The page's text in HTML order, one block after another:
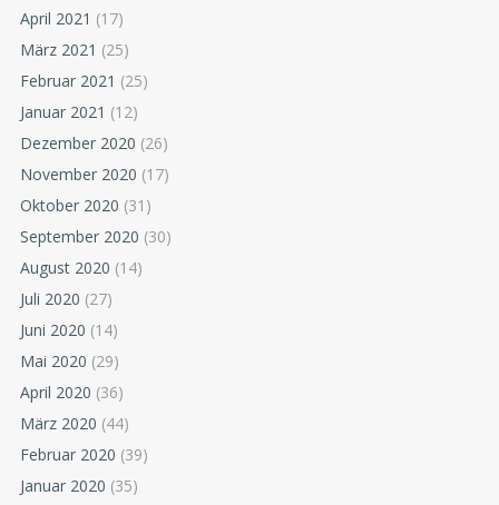
April 2021 (17)
März 2021 (25)
Februar 2021 (25)
Januar 2021 (12)
Dezember 2020 (26)
November 2020 (17)
Oktober 2020 (31)
September 2020 (30)
August 2020 (14)
Juli 2020 (27)
Juni 2020 (14)
Mai 2020 (29)
April 2020 (36)
März 2020 (44)
Februar 2020 (39)
Januar 2020 (35)